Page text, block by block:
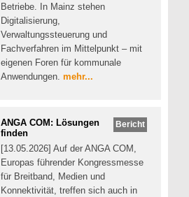
Betriebe. In Mainz stehen
Digitalisierung,
Verwaltungssteuerung und
Fachverfahren im Mittelpunkt – mit
eigenen Foren für kommunale
Anwendungen. mehr...
Bericht
ANGA COM: Lösungen
finden
[13.05.2026] Auf der ANGA COM,
Europas führender Kongressmesse
für Breitband, Medien und
Konnektivität, treffen sich auch in